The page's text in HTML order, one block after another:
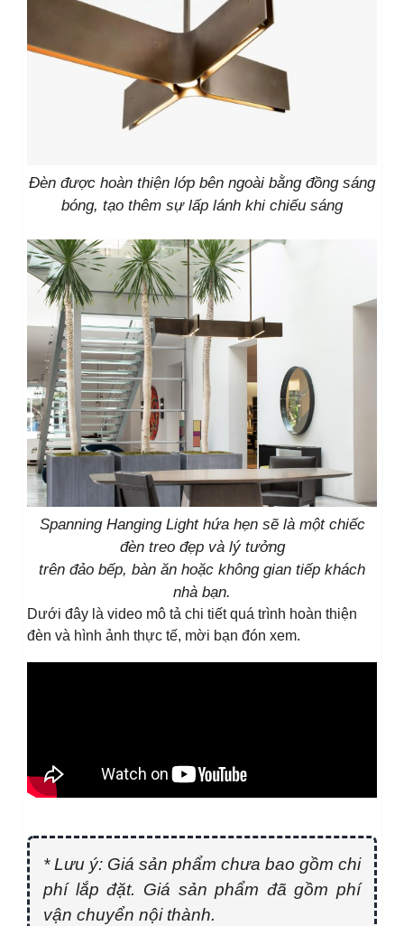
Đèn được hoàn thiện lớp bên ngoài bằng đồng sáng
bóng, tạo thêm sự lấp lánh khi chiếu sáng
Spanning Hanging Light hứa hẹn sẽ là một chiếc
đèn treo đẹp và lý tưởng
trên đảo bếp, bàn ăn hoặc không gian tiếp khách
nhà bạn.
Dưới đây là video mô tả chi tiết quá trình hoàn thiện
đèn và hình ảnh thực tế, mời bạn đón xem.
* Lưu ý: Giá sản phẩm chưa bao gồm chi
phí lắp đặt. Giá sản phẩm đã gồm phí
vận chuyển nội thành.